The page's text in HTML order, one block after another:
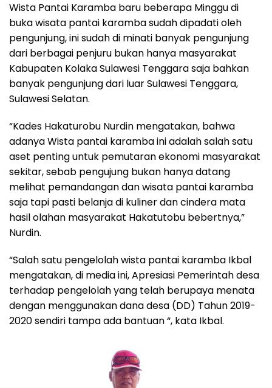
Wista Pantai Karamba baru beberapa Minggu di
buka wisata pantai karamba sudah dipadati oleh
pengunjung, ini sudah di minati banyak pengunjung
dari berbagai penjuru bukan hanya masyarakat
Kabupaten Kolaka Sulawesi Tenggara saja bahkan
banyak pengunjung dari luar Sulawesi Tenggara,
Sulawesi Selatan.
“Kades Hakaturobu Nurdin mengatakan, bahwa
adanya Wista pantai karamba ini adalah salah satu
aset penting untuk pemutaran ekonomi masyarakat
sekitar, sebab pengujung bukan hanya datang
melihat pemandangan dan wisata pantai karamba
saja tapi pasti belanja di kuliner dan cindera mata
hasil olahan masyarakat Hakatutobu bebertnya,”
Nurdin.
“Salah satu pengelolah wista pantai karamba Ikbal
mengatakan, di media ini, Apresiasi Pemerintah desa
terhadap pengelolah yang telah berupaya menata
dengan menggunakan dana desa (DD) Tahun 2019-
2020 sendiri tampa ada bantuan “, kata Ikbal.